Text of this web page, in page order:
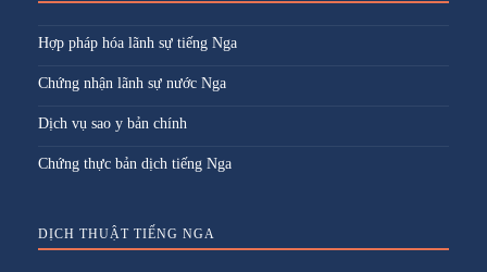
Hợp pháp hóa lãnh sự tiếng Nga
Chứng nhận lãnh sự nước Nga
Dịch vụ sao y bản chính
Chứng thực bản dịch tiếng Nga
DỊCH THUẬT TIẾNG NGA